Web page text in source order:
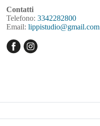
Contatti
Telefono: 3342282800
Email: lippistudio@gmail.com